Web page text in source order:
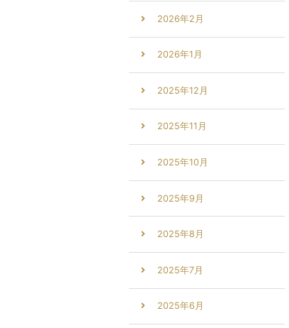
2026年2月
2026年1月
2025年12月
2025年11月
2025年10月
2025年9月
2025年8月
2025年7月
2025年6月